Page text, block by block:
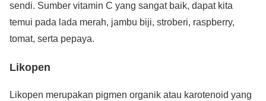
sendi. Sumber vitamin C yang sangat baik, dapat kita
temui pada lada merah, jambu biji, stroberi, raspberry,
tomat, serta pepaya.
Likopen
Likopen merupakan pigmen organik atau karotenoid yang